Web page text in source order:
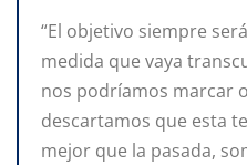
“El objetivo siempre
medida que vaya
nos podríamos marcar
descartamos que esta
mejor que la pasada,